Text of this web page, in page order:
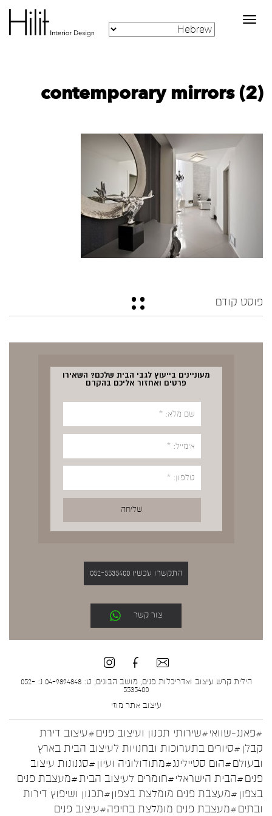
Toggle
navigation
contemporary mirrors (2)
פוסט קודם
מעוניינים בייעוץ לגבי הבית שלכם? השאירו
פרטים ואחזור אליכם בהקדם
התקשרו עכשיו 052-5535400
צור קשר
הילית קרש עיצוב ואדריכלות פנים, מושב הבונים, ט: 04-9894848 נ: 052-
5535400
עיצוב אתר מוזי
#פאנג-שוואי#שירותי תכנון ועיצוב פנים#עיצוב דירת
קבלן #סיורים בתערוכות ובחנויות לעיצוב הבית בארץ
ובעולם#הום סטיילינג#מתודולוגיה ועיון #סגנונות עיצוב
פנים#הבית הישראלי#חומרים לעיצוב הבית#מעצבת פנים
בצפון #מעצבת פנים מומלצת בצפון#תכנון ושיפוץ דירות
ובתים#מעצבת פנים מומלצת בחיפה#עיצוב פנים